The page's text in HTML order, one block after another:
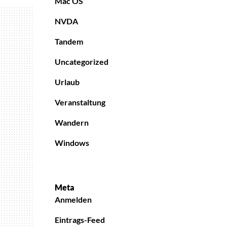
NVDA
Tandem
Uncategorized
Urlaub
Veranstaltung
Wandern
Windows
Meta
Anmelden
Eintrags-Feed